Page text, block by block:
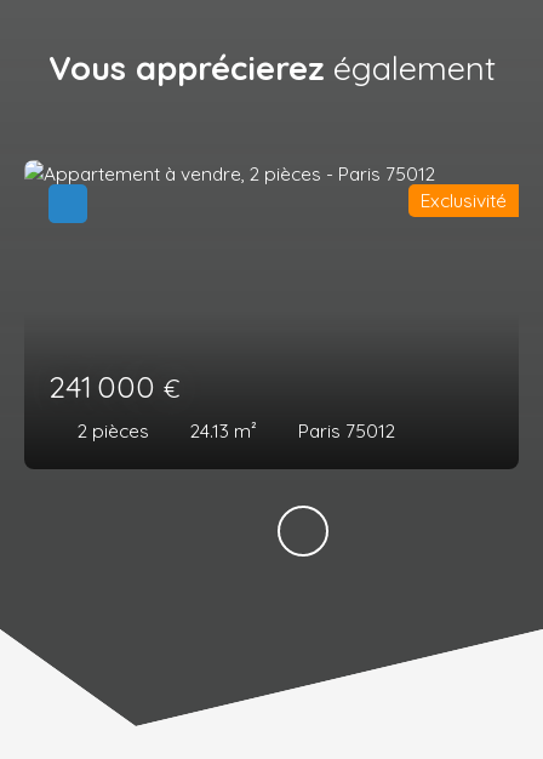
Vous apprécierez également
241 000 €
2 pièces 24.13 m² Paris 75012
Exclusivité